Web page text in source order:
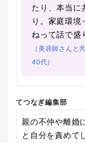
たり、本当に
り。家庭環境
ねって話で盛
（美容師さんと
40代）
てつなぎ編集部
親の不仲や離婚
と自分を責めて